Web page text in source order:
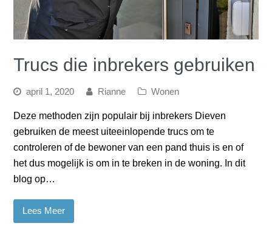
Trucs die inbrekers gebruiken
april 1, 2020 Rianne Wonen
Deze methoden zijn populair bij inbrekers Dieven
gebruiken de meest uiteeinlopende trucs om te
controleren of de bewoner van een pand thuis is en of
het dus mogelijk is om in te breken in de woning. In dit
blog op…
Lees Meer